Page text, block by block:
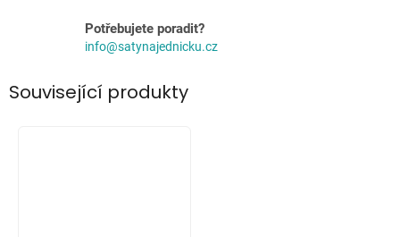
Potřebujete poradit?
info@satynajednicku.cz
Související produkty